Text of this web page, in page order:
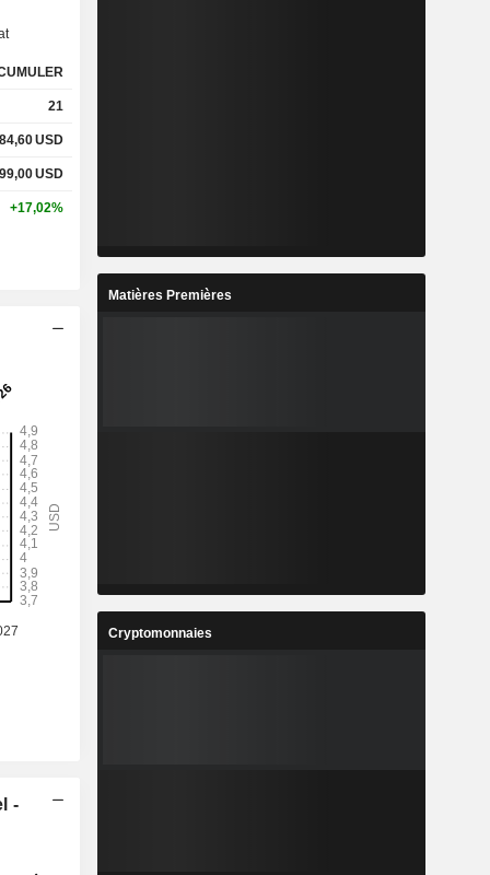
21
84,60USD
99,00USD
+17,02%
-
Matières Premières
Cryptomonnaies